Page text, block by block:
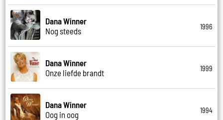
Dana Winner
Nog steeds
1996
Dana Winner
Onze liefde brandt
1999
Dana Winner
Oog in oog
1994